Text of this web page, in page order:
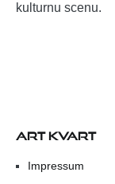
kulturnu scenu.
ART KVART
Impressum